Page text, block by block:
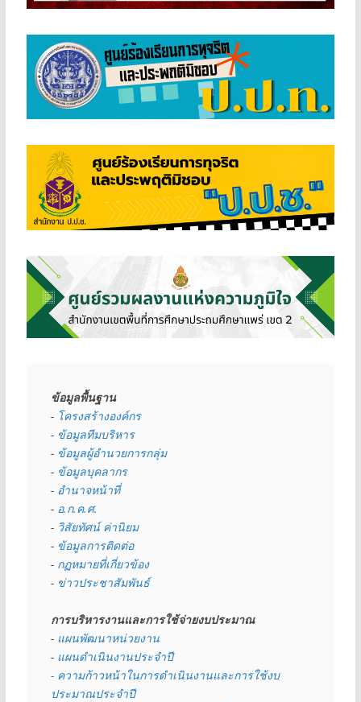
ข้อมูลพื้นฐาน
- โครงสร้างองค์กร
- ข้อมูลทีมบริหาร
- ข้อมูลผู้อำนวยการกลุ่ม
- ข้อมูลบุคลากร
- อำนาจหน้าที่
- อ.ก.ค.ศ.
- วิสัยทัศน์ ค่านิยม
- ข้อมูลการติดต่อ
- กฏหมายที่เกี่ยวข้อง
- ข่าวประชาสัมพันธ์
การบริหารงานและการใช้จ่ายงบประมาณ
- แผนพัฒนาหน่วยงาน
- แผนดำเนินงานประจำปี
- ความก้าวหน้าในการดำเนินงานและการใช้งบ
ประมาณประจำปี